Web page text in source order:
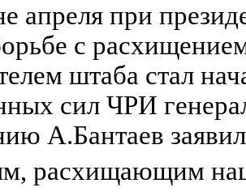
апреля при
с
штаба стал
сил ЧРИ
А.Бантаев
расхищающим